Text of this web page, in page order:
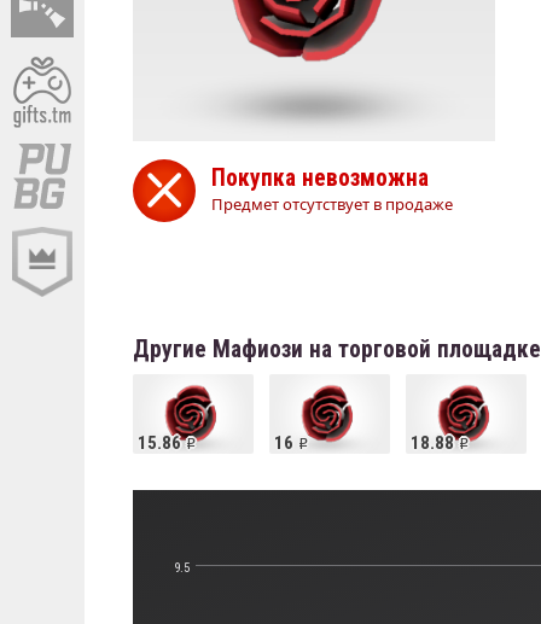
Покупка невозможна
Предмет отсутствует в продаже
Другие Мафиози на торговой площадке
15.86 16 18.88
9.5